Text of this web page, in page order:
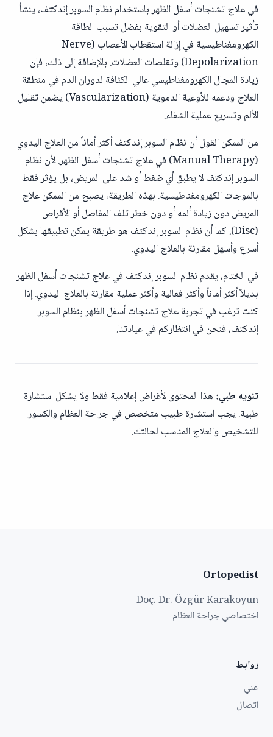
في علاج تشنجات أسفل الظهر باستخدام نظام السوبر إندكتف، ينشأ
تأثير تسهيل العضلات أو التقوية بفضل تسبب الطاقة
الكهرومغناطيسية في إزالة استقطاب الأعصاب (Nerve
Depolarization) وتقلصات العضلات. بالإضافة إلى ذلك، فإن
زيادة المجال الكهرومغناطيسي عالي الكثافة لدوران الدم في منطقة
العلاج ودعمه للأوعية الدموية (Vascularization) يضمن تقليل
الألم وتسريع عملية الشفاء.
من الممكن القول أن نظام السوبر إندكتف أكثر أماناً من العلاج اليدوي
(Manual Therapy) في علاج تشنجات أسفل الظهر. لأن نظام
السوبر إندكتف لا يطبق أي ضغط أو شد على المريض، بل يؤثر فقط
بالموجات الكهرومغناطيسية. بهذه الطريقة، يصبح من الممكن علاج
المريض دون زيادة ألمه أو دون خطر تلف المفاصل أو الأقراص
(Disc). كما أن نظام السوبر إندكتف هو طريقة يمكن تطبيقها بشكل
أسرع وأسهل مقارنة بالعلاج اليدوي.
في الختام، يقدم نظام السوبر إندكتف في علاج تشنجات أسفل الظهر
بديلاً أكثر أماناً وأكثر فعالية وأكثر عملية مقارنة بالعلاج اليدوي. إذا
كنت ترغب في تجربة علاج تشنجات أسفل الظهر بنظام السوبر
إندكتف، فنحن في انتظاركم في عيادتنا.
تنويه طبي: هذا المحتوى لأغراض إعلامية فقط ولا يشكل استشارة
طبية. يجب استشارة طبيب متخصص في جراحة العظام والكسور
للتشخيص والعلاج المناسب لحالتك.
Ortopedist
Doç. Dr. Özgür Karakoyun
اختصاصي جراحة العظام
روابط
عني
اتصال